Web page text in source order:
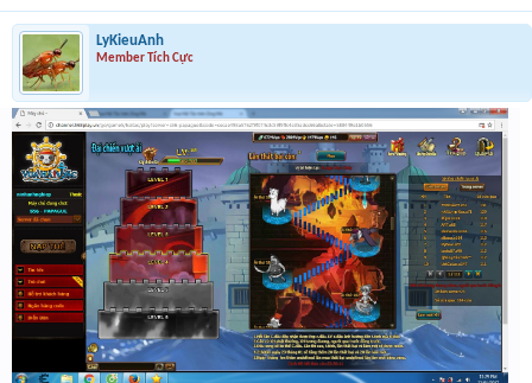
LyKieuAnh
Member Tích Cực